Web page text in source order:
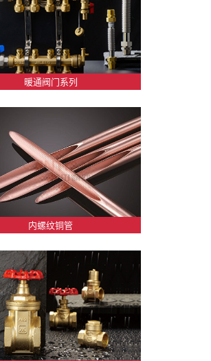
暖通阀门系列
内螺纹铜管